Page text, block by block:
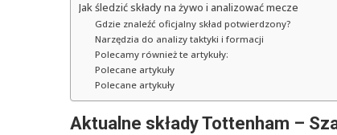
Jak śledzić składy na żywo i analizować mecze
Gdzie znaleźć oficjalny skład potwierdzony?
Narzędzia do analizy taktyki i formacji
Polecamy również te artykuły:
Polecane artykuły
Polecane artykuły
Aktualne składy Tottenham –